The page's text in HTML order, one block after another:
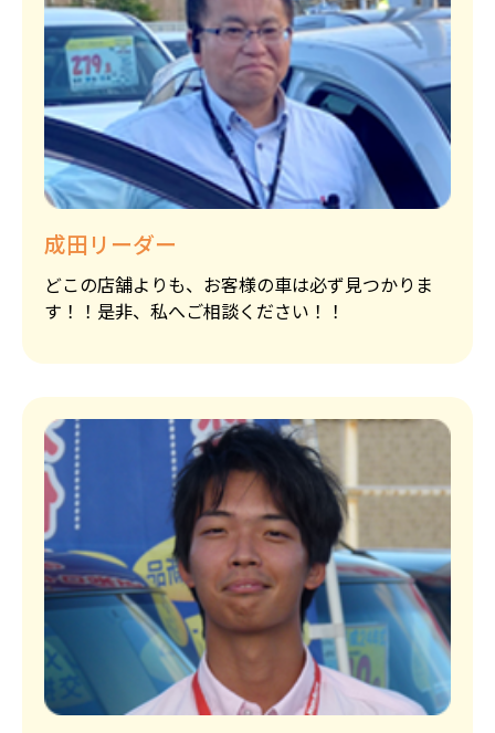
成田リーダー
どこの店舗よりも、お客様の車は必ず見つかりま
す！！是非、私へご相談ください！！